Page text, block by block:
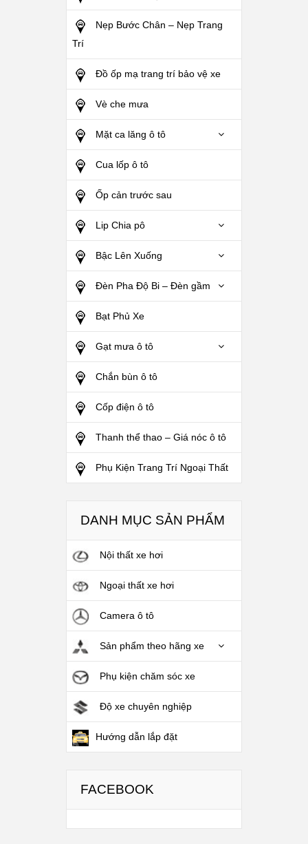
Nẹp Bước Chân – Nẹp Trang
Trí
Đồ ốp mạ trang trí bảo vệ xe
Vè che mưa
Mặt ca lăng ô tô
Cua lốp ô tô
Ốp cản trước sau
Lip Chia pô
Bậc Lên Xuống
Đèn Pha Độ Bi – Đèn gầm
Bạt Phủ Xe
Gạt mưa ô tô
Chắn bùn ô tô
Cốp điện ô tô
Thanh thể thao – Giá nóc ô tô
Phụ Kiện Trang Trí Ngoại Thất
DANH MỤC SẢN PHẨM
Nội thất xe hơi
Ngoại thất xe hơi
Camera ô tô
Sản phẩm theo hãng xe
Phụ kiện chăm sóc xe
Độ xe chuyên nghiệp
Hướng dẫn lắp đặt
FACEBOOK